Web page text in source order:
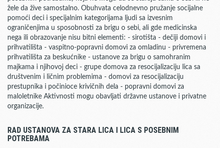
žele da žive samostalno. Obuhvata celodnevno pružanje socijalne
pomoći deci i specijalnim kategorijama ljudi sa izvesnim
ograničenjima u sposobnosti za brigu o sebi, ali gde medicinska
nega ili obrazovanje nisu bitni elementi: - sirotišta - dečiji domovi i
prihvatilišta - vaspitno-popravni domovi za omladinu - privremena
prihvatilišta za beskućnike - ustanove za brigu o samohranim
majkama i njihovoj deci - grupe domova za resocijalizaciju lica sa
društvenim i ličnim problemima - domovi za resocijalizaciju
prestupnika i počinioce krivičnih dela - popravni domovi za
maloletnike Aktivnosti mogu obavljati državne ustanove i privatne
organizacije.
RAD USTANOVA ZA STARA LICA I LICA S POSEBNIM
POTREBAMA